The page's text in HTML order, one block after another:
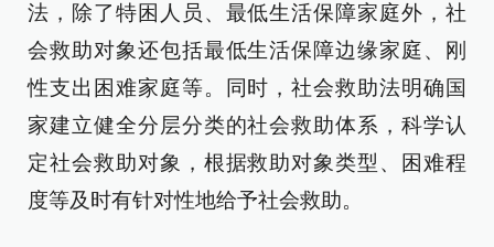
法，除了特困人员、最低生活保障家庭外，社
会救助对象还包括最低生活保障边缘家庭、刚
性支出困难家庭等。同时，社会救助法明确国
家建立健全分层分类的社会救助体系，科学认
定社会救助对象，根据救助对象类型、困难程
度等及时有针对性地给予社会救助。